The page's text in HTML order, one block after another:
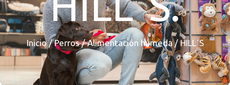
Inicio/Perros/Alimentación húmeda/ HILL´S